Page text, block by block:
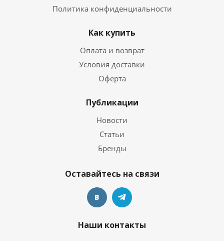
Политика конфиденциальности
Как купить
Оплата и возврат
Условия доставки
Оферта
Публикации
Новости
Статьи
Бренды
Оставайтесь на связи
Наши контакты